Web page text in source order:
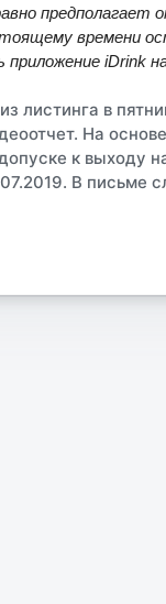
предполагает
времени
приложение
листинга в
На
к выходу
В письме